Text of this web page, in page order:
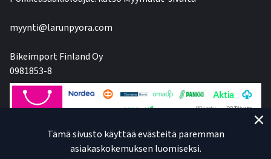
myynti@larunpyora.com
Bikeimport Finland Oy
0981853-8
Tämä sivusto käyttää evästeitä paremman
asiakaskokemuksen luomiseksi.